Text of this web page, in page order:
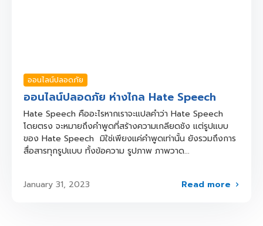
ออนไลน์ปลอดภัย
ออนไลน์ปลอดภัย ห่างไกล Hate Speech
Hate Speech คืออะไรหากเราจะแปลคำว่า Hate Speech
โดยตรง จะหมายถึงคำพูดที่สร้างความเกลียดชัง แต่รูปแบบ
ของ Hate Speech มิใช่เพียงแค่คำพูดเท่านั้น ยังรวมถึงการ
สื่อสารทุกรูปแบบ ทั้งข้อความ รูปภาพ ภาพวาด...
January 31, 2023 Read more